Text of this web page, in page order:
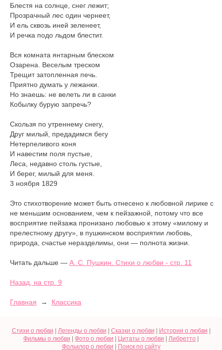
Блестя на солнце, снег лежит;
Прозрачный лес один чернеет,
И ель сквозь иней зеленеет,
И речка подо льдом блестит.
Вся комната янтарным блеском
Озарена. Веселым треском
Трещит затопленная печь.
Приятно думать у лежанки.
Но знаешь: не велеть ли в санки
Кобылку бурую запречь?
Скользя по утреннему снегу,
Друг милый, предадимся бегу
Нетерпеливого коня
И навестим поля пустые,
Леса, недавно столь густые,
И берег, милый для меня.
3 ноября 1829
Это стихотворение может быть отнесено к любовной лирике с
не меньшим основанием, чем к пейзажной, потому что все
восприятие пейзажа пронизано любовью к этому «милому и
прелестному другу», в пушкинском восприятии любовь,
природа, счастье неразделимы, они — полнота жизни.
Читать дальше — А. С. Пушкин. Стихи о любви - стр. 11
Назад, на стр. 9
Главная → Классика
Стихи о любви Легенды о любви Сказки о любви Истории о любви
Фильмы о любви
Фото о любви Цитаты о любви Либретто
Фольклор о любви
Поиск по сайту